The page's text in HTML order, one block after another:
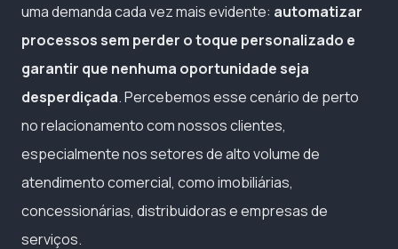
uma demanda cada vez mais evidente: automatizar
processos sem perder o toque personalizado e
garantir que nenhuma oportunidade seja
desperdiçada. Percebemos esse cenário de perto
no relacionamento com nossos clientes,
especialmente nos setores de alto volume de
atendimento comercial, como imobiliárias,
concessionárias, distribuidoras e empresas de
serviços.